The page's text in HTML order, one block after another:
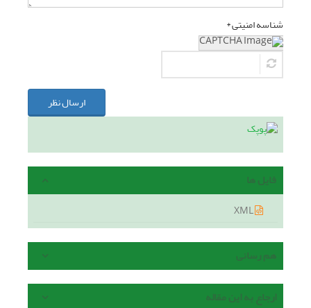
شناسه امنیتی *
ارسال نظر
فایل ها
هم رسانی
ارجاع به این مقاله